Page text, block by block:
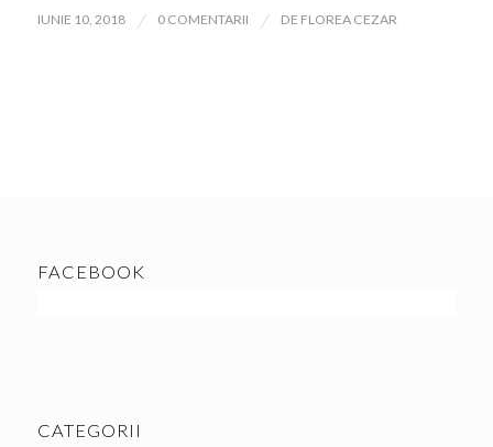
IUNIE 10, 2018 / 0 COMENTARII / DE FLOREA CEZAR
FACEBOOK
CATEGORII